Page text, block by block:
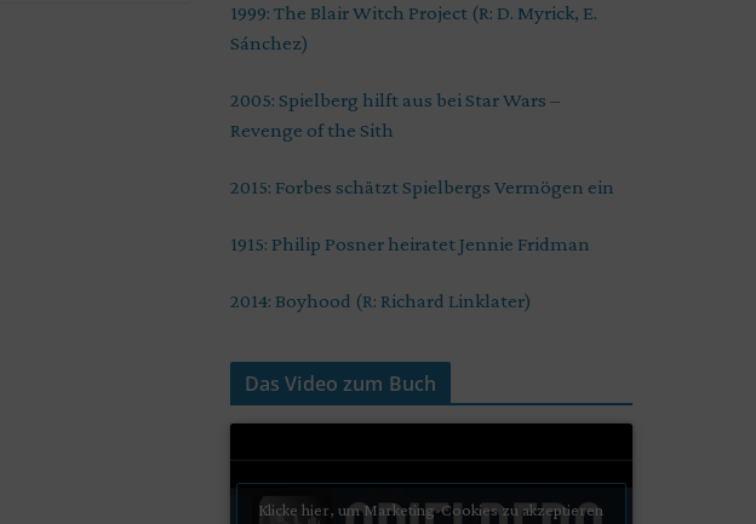
1999: The Blair Witch Project (R: D. Myrick, E.
Sánchez)
2005: Spielberg hilft aus bei Star Wars –
Revenge of the Sith
2015: Forbes schätzt Spielbergs Vermögen ein
1915: Philip Posner heiratet Jennie Fridman
2014: Boyhood (R: Richard Linklater)
Das Video zum Buch
Klicke hier, um Marketing-Cookies zu akzeptieren